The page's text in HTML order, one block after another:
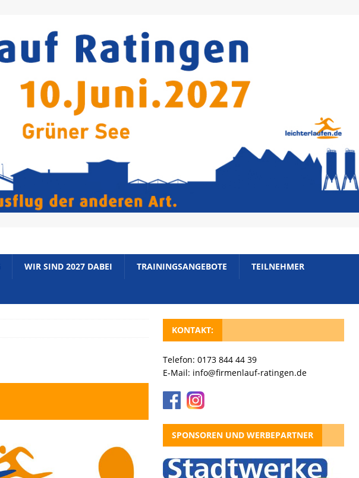
WIR SIND 2027 DABEI TRAININGSANGEBOTE TEILNEHMER
KONTAKT:
Telefon: 0173 844 44 39
E-Mail: info@firmenlauf-ratingen.de
SPONSOREN UND WERBEPARTNER